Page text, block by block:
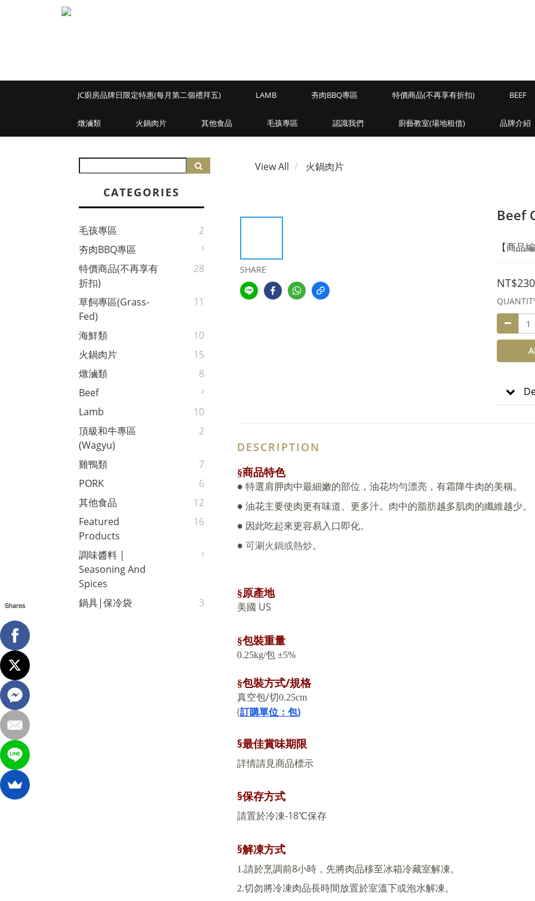
JC廚房品牌日限定特惠(每月第二個禮拜五) LAMB 夯肉BBQ專區 特價商品(不再享有折扣) BEEF
燉滷類 火鍋肉片 其他食品 毛孩專區 認識我們 廚藝教室(場地租借) 品牌介紹
CATEGORIES
毛孩專區
2
夯肉BBQ專區
特價商品(不再享有
折扣)
28
草飼專區(Grass-
Fed)
11
海鮮類
10
火鍋肉片
15
燉滷類
8
Beef
Lamb
10
頂級和牛專區
(Wagyu)
2
雞鴨類
7
PORK
6
其他食品
12
Featured
Products
16
調味醬料 |
Seasoning And
Spices
鍋具|保冷袋
3
View All 火鍋肉片
SHARE
Beef
【商品
NT$230
DESCRIPTION
§商品特色
● 特選肩胛肉中最細嫩的部位，油花均勻漂亮，有霜降牛肉的美稱。
● 油花主要使肉更有味道、更多汁。肉中的脂肪越多肌肉的纖維越少。
● 因此吃起來更容易入口即化。
● 可涮火鍋或熱炒。
§原產地
美國 US
§包裝重量
0.25kg/包 ±5%
§包裝方式/規格
真空包/切0.25cm
(訂購單位：包)
§最佳賞味期限
詳情請見商品標示
§保存方式
請置於冷凍-18℃保存
§解凍方式
1.請於烹調前8小時，先將肉品移至冰箱冷藏室解凍。
2.切勿將冷凍肉品長時間放置於室溫下或泡水解凍。
Shares